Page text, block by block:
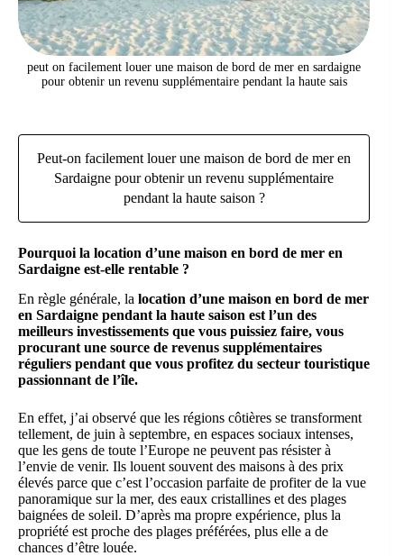
peut on facilement louer une maison de bord de mer en sardaigne
pour obtenir un revenu supplémentaire pendant la haute sais
Peut-on facilement louer une maison de bord de mer en
Sardaigne pour obtenir un revenu supplémentaire
pendant la haute saison ?
Pourquoi la location d’une maison en bord de mer en
Sardaigne est-elle rentable ?
En règle générale, la location d’une maison en bord de mer
en Sardaigne pendant la haute saison est l’un des
meilleurs investissements que vous puissiez faire, vous
procurant une source de revenus supplémentaires
réguliers pendant que vous profitez du secteur touristique
passionnant de l’île.
En effet, j’ai observé que les régions côtières se transforment
tellement, de juin à septembre, en espaces sociaux intenses,
que les gens de toute l’Europe ne peuvent pas résister à
l’envie de venir. Ils louent souvent des maisons à des prix
élevés parce que c’est l’occasion parfaite de profiter de la vue
panoramique sur la mer, des eaux cristallines et des plages
baignées de soleil. D’après ma propre expérience, plus la
propriété est proche des plages préférées, plus elle a de
chances d’être louée.